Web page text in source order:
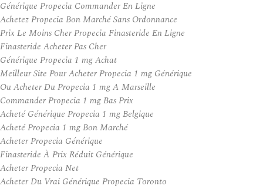
Générique Propecia Commander En Ligne
Achetez Propecia Bon Marché Sans Ordonnance
Prix Le Moins Cher Propecia Finasteride En Ligne
Finasteride Acheter Pas Cher
Générique Propecia 1 mg Achat
Meilleur Site Pour Acheter Propecia 1 mg Générique
Ou Acheter Du Propecia 1 mg A Marseille
Commander Propecia 1 mg Bas Prix
Acheté Générique Propecia 1 mg Belgique
Acheté Propecia 1 mg Bon Marché
Acheter Propecia Générique
Finasteride À Prix Réduit Générique
Acheter Propecia Net
Acheter Du Vrai Générique Propecia Toronto